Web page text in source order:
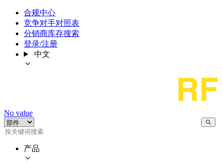
合规中心
竞争对手对照表
分销商库存搜索
登录/注册
中文
No value
产品